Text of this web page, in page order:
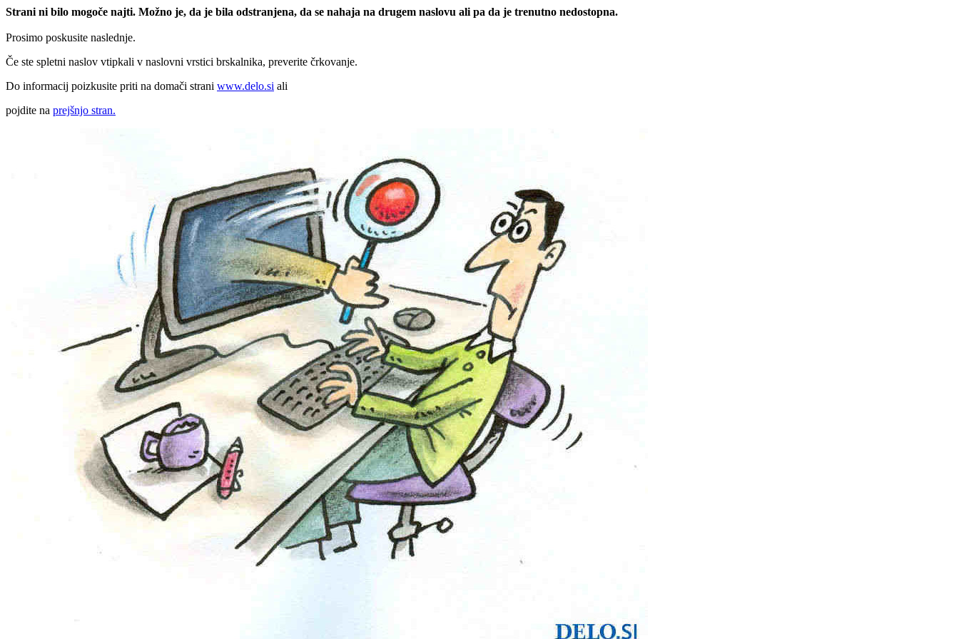
Strani ni bilo mogoče najti. Možno je, da je bila odstranjena, da se nahaja na drugem naslovu ali pa da je trenutno nedostopna.
Prosimo poskusite naslednje.
Če ste spletni naslov vtipkali v naslovni vrstici brskalnika, preverite črkovanje.
Do informacij poizkusite priti na domači strani www.delo.si ali
pojdite na prejšnjo stran.